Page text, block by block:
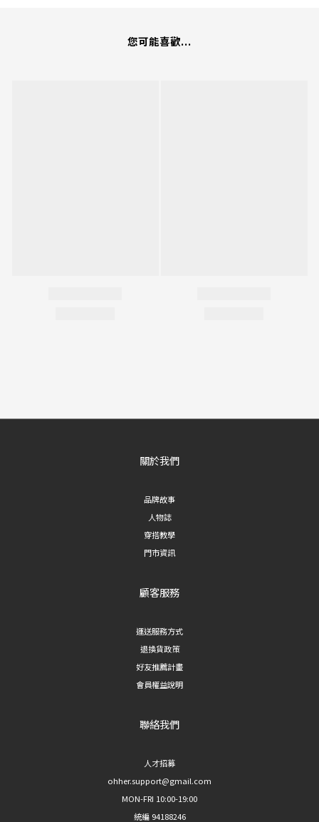
您可能喜歡...
關於我們
品牌故事
人物誌
穿搭教學
門市資訊
顧客服務
運送服務方式
退換貨政策
好友推薦計畫
會員權益說明
聯絡我們
人才招募
ohher.support@gmail.com
MON-FRI 10:00-19:00
統編 94188246